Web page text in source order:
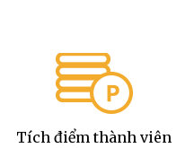
Tích điểm thành viên